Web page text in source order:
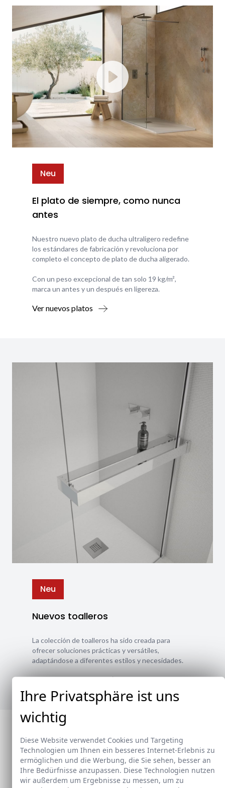
Neu
El plato de siempre, como nunca
antes
Nuestro nuevo plato de ducha ultraligero redefine
los estándares de fabricación y revoluciona por
completo el concepto de plato de ducha aligerado.
Con un peso excepcional de tan solo 19 kg/m²,
marca un antes y un después en ligereza.
Ver nuevos platos
Neu
Nuevos toalleros
La colección de toalleros ha sido creada para
ofrecer soluciones prácticas y versátiles,
adaptándose a diferentes estilos y necesidades.
Ver nuevos toalleros
Ihre Privatsphäre ist uns
wichtig
Diese Website verwendet Cookies und Targeting
Technologien um Ihnen ein besseres Internet-Erlebnis zu
ermöglichen und die Werbung, die Sie sehen, besser an
Ihre Bedürfnisse anzupassen. Diese Technologien nutzen
wir außerdem um Ergebnisse zu messen, um zu